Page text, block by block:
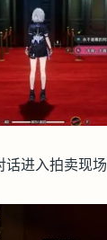
话进入拍卖现场